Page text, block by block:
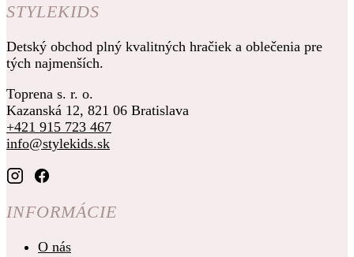
STYLEKIDS
Detský obchod plný kvalitných hračiek a oblečenia pre
tých najmenších.
Toprena s. r. o.
Kazanská 12, 821 06 Bratislava
+421 915 723 467
info@stylekids.sk
INFORMÁCIE
O nás